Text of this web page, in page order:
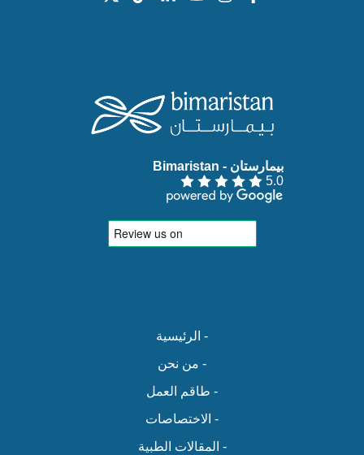
بيمارستان - Bimaristan‏
5.0
- الرئيسية
- من نحن
- طاقم العمل
- الاختصاصات
- المقالات الطبية